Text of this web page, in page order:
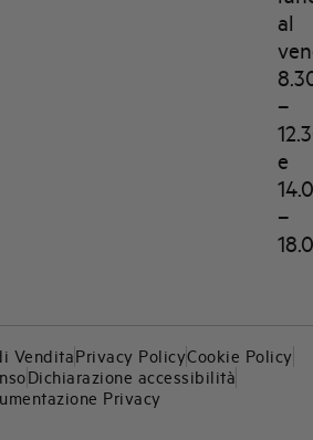
al
–
e
–
VenditaPrivacy PolicyCookie Policy
Dichiarazione accessibilità
Privacy